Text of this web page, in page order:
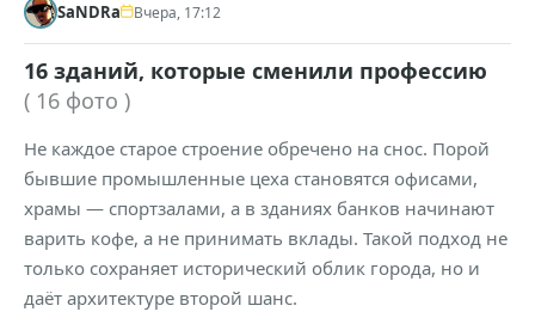
SaNDRa Вчера, 17:12
16 зданий, которые сменили профессию
( 16 фото )
Не каждое старое строение обречено на снос. Порой
бывшие промышленные цеха становятся офисами,
храмы — спортзалами, а в зданиях банков начинают
варить кофе, а не принимать вклады. Такой подход не
только сохраняет исторический облик города, но и
даёт архитектуре второй шанс.